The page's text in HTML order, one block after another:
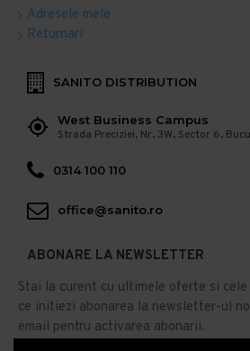
Adresele mele
Returnari
SANITO DISTRIBUTION
West Business Campus
Strada Preciziei, Nr, 3W, Sector 6,
0314 100 110
office@sanito.ro
ABONARE LA NEWSLETTER
Stai la curent cu ultimele oferte si cele
ce initiezi abonarea la newsletter-ul
email pentru activarea abonarii.